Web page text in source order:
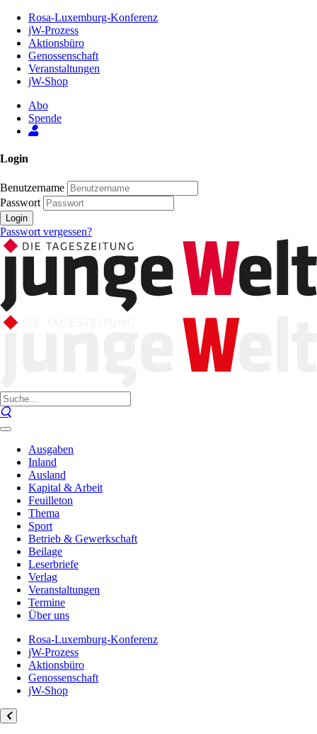
Inhalt
Seite
Rosa-Luxemburg-Konferenz
jW-Prozess
Aktionsbüro
Genossenschaft
Veranstaltungen
jW-Shop
Abo
Spende
Login
Benutzername
Passwort
Login
Passwort vergessen?
Ausgaben
Inland
Ausland
Kapital & Arbeit
Feuilleton
Thema
Sport
Betrieb & Gewerkschaft
Beilage
Leserbriefe
Verlag
Veranstaltungen
Termine
Über uns
Rosa-Luxemburg-Konferenz
jW-Prozess
Aktionsbüro
Genossenschaft
jW-Shop